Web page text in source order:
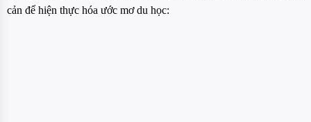
cản để hiện thực hóa ước mơ du học: